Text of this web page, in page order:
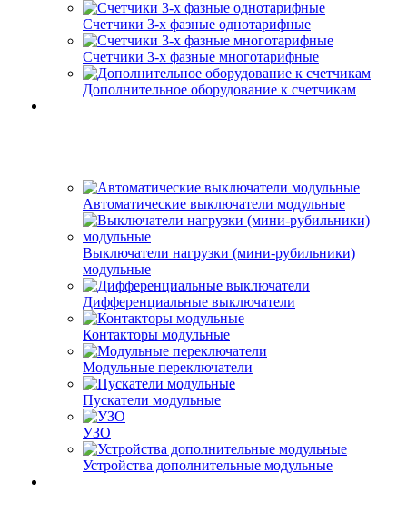
Счетчики 3-х фазные однотарифные
Счетчики 3-х фазные многотарифные
Дополнительное оборудование к счетчикам
Автоматические выключатели модульные
Выключатели нагрузки (мини-рубильники)
модульные
Дифференциальные выключатели
Контакторы модульные
Модульные переключатели
Пускатели модульные
УЗО
Устройства дополнительные модульные